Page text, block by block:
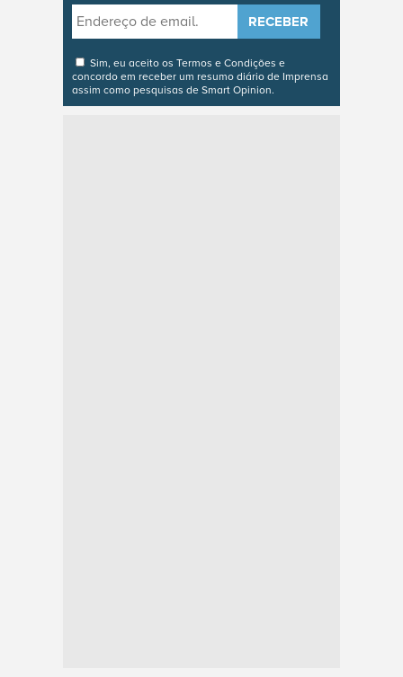
RECEBER
Sim, eu aceito os Termos e Condições e
concordo em receber um resumo diário de Imprensa
assim como pesquisas de Smart Opinion.